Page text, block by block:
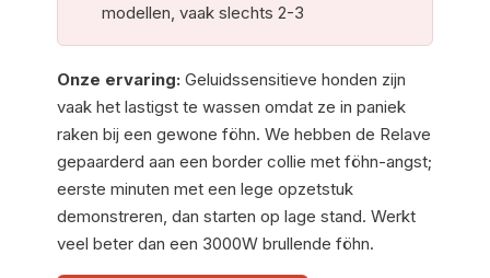
modellen, vaak slechts 2-3
Onze ervaring: Geluidssensitieve honden zijn
vaak het lastigst te wassen omdat ze in paniek
raken bij een gewone föhn. We hebben de Relave
gepaarderd aan een border collie met föhn-angst;
eerste minuten met een lege opzetstuk
demonstreren, dan starten op lage stand. Werkt
veel beter dan een 3000W brullende föhn.